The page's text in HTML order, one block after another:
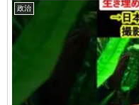
政治